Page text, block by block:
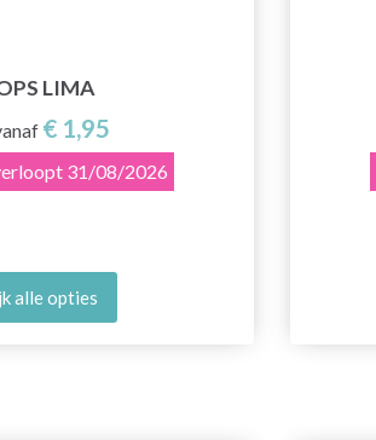
LIMA
€ 1,95
31/08/2026
alle opties